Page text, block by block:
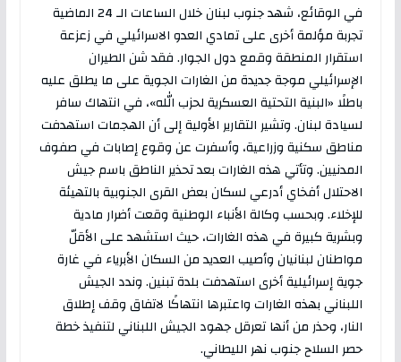
في الوقائع، شهد جنوب لبنان خلال الساعات الـ 24 الماضية
تجربة مؤلمة أخرى على تمادي العدو الاسرائيلي في زعزعة
استقرار المنطقة وقمع دول الجوار. فقد شن الطيران
الإسرائيلي موجة جديدة من الغارات الجوية على ما يطلق عليه
باطلًا «البنية التحتية العسكرية لحزب الله»، في انتهاك سافر
لسيادة لبنان. وتشير التقارير الأولية إلى أن الهجمات استهدفت
مناطق سكنية وزراعية، وأسفرت عن وقوع إصابات في صفوف
المدنيين. وتأتي هذه الغارات بعد تحذير الناطق باسم جيش
الاحتلال أفخاي أدرعي لسكان بعض القرى الجنوبية بالتهيئة
للإخلاء. وبحسب وكالة الأنباء الوطنية وقعت أضرار مادية
وبشرية كبيرة في هذه الغارات، حيث استشهد على الأقلّ
مواطنان لبنانيان وأصيب العديد من السكان الأبرياء في غارة
جوية إسرائيلية أخرى استهدفت بلدة تبنين. وندد الجيش
اللبناني بهذه الغارات واعتبرها انتهاكًا لاتفاق وقف إطلاق
النار، وحذر من أنها تعرقل جهود الجيش اللبناني لتنفيذ خطة
حصر السلاح جنوب نهر الليطاني.